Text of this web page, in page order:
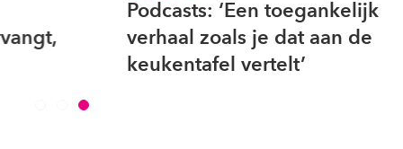
Podcasts: ‘Een toegankelijk
verhaal zoals je dat aan de
keukentafel vertelt’